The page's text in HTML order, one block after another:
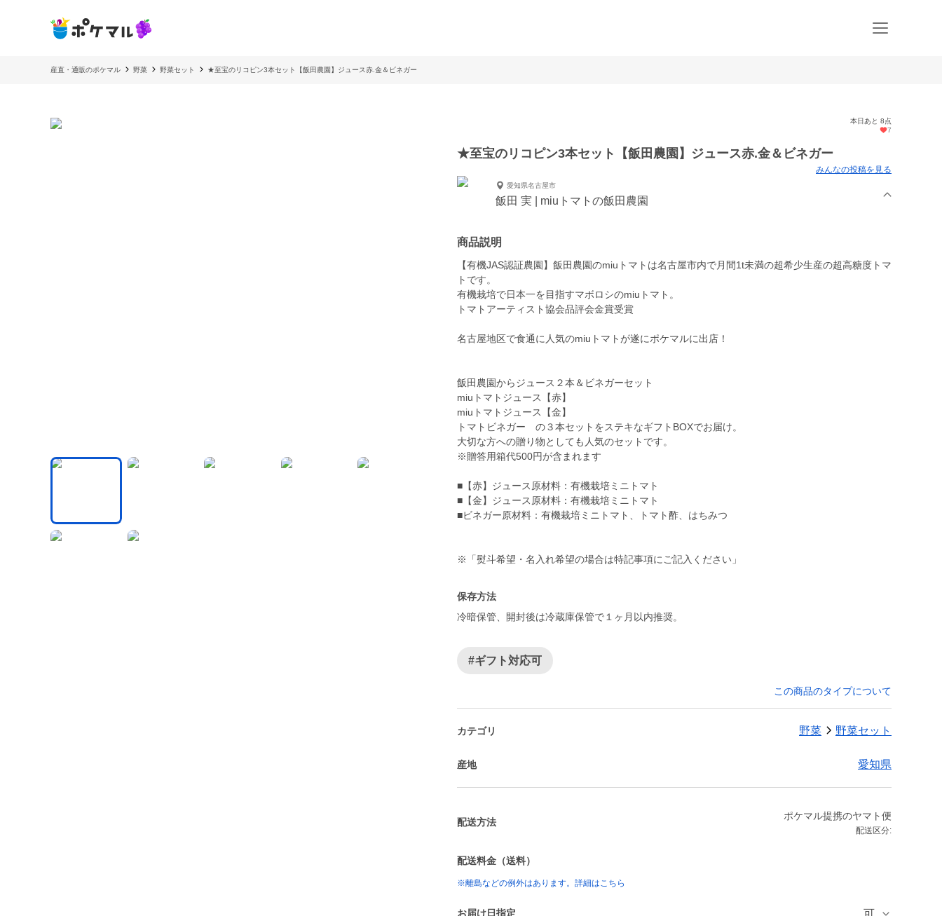
産直・通販のポケマル 野菜 野菜セット ★至宝のリコピン3本セット【飯田農園】ジュース赤.金＆ビネガー
本日あと 8点
7
★至宝のリコピン3本セット【飯田農園】ジュース赤.金＆ビネガー
みんなの投稿を見る
愛知県名古屋市
飯田 実 | miuトマトの飯田農園
商品説明
【有機JAS認証農園】飯田農園のmiuトマトは名古屋市内で月間1t未満の超希少生産の超高糖度トマ
トです。
有機栽培で日本一を目指すマボロシのmiuトマト。
トマトアーティスト協会品評会金賞受賞
名古屋地区で食通に人気のmiuトマトが遂にポケマルに出店！
飯田農園からジュース２本＆ビネガーセット
miuトマトジュース【赤】
miuトマトジュース【金】
トマトビネガー の３本セットをステキなギフトBOXでお届け。
大切な方への贈り物としても人気のセットです。
※贈答用箱代500円が含まれます
■【赤】ジュース原材料：有機栽培ミニトマト
■【金】ジュース原材料：有機栽培ミニトマト
■ビネガー原材料：有機栽培ミニトマト、トマト酢、はちみつ
※「熨斗希望・名入れ希望の場合は特記事項にご記入ください」
保存方法
冷暗保管、開封後は冷蔵庫保管で１ヶ月以内推奨。
#ギフト対応可
この商品のタイプについて
カテゴリ 野菜 野菜セット
産地 愛知県
配送方法
ポケマル提携のヤマト便
配送区分:
配送料金（送料）
※離島などの例外はあります。詳細はこちら
お届け日指定 可